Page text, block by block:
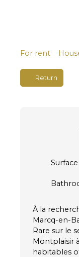
For rent
Return
Surface
À la
Marcq-en-
Rare sur le
Montplaisir
habitables